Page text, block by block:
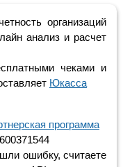
организаций
анализ и расчет
чеками и
Юкасса
программа
ошибку, считаете